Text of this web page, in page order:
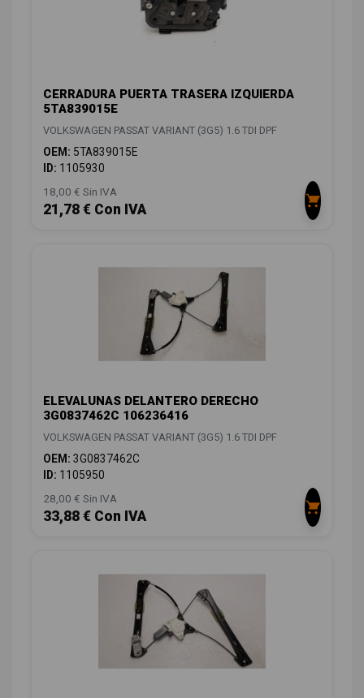
CERRADURA PUERTA TRASERA IZQUIERDA
5TA839015E
VOLKSWAGEN PASSAT VARIANT (3G5) 1.6 TDI DPF
OEM: 5TA839015E
ID: 1105930
18,00 € Sin IVA
21,78 € Con IVA
ELEVALUNAS DELANTERO DERECHO
3G0837462C 106236416
VOLKSWAGEN PASSAT VARIANT (3G5) 1.6 TDI DPF
OEM: 3G0837462C
ID: 1105950
28,00 € Sin IVA
33,88 € Con IVA